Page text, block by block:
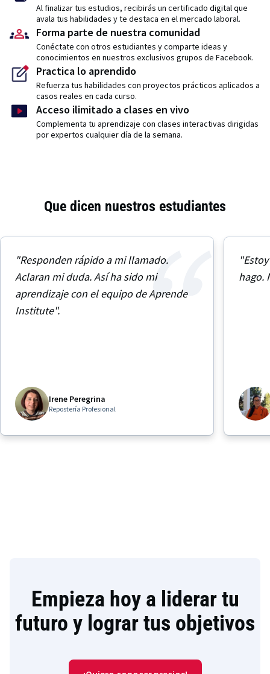
Al finalizar tus estudios, recibirás un certificado digital que
avala tus habilidades y te destaca en el mercado laboral.
Forma parte de nuestra comunidad
Conéctate con otros estudiantes y comparte ideas y
conocimientos en nuestros exclusivos grupos de Facebook.
Practica lo aprendido
Refuerza tus habilidades con proyectos prácticos aplicados a
casos reales en cada curso.
Acceso ilimitado a clases en vivo
Complementa tu aprendizaje con clases interactivas dirigidas
por expertos cualquier día de la semana.
Que dicen nuestros estudiantes
"Responden rápido a mi llamado.
Aclaran mi duda. Así ha sido mi
aprendizaje con el equipo de Aprende
Institute".
Irene Peregrina
Repostería Profesional
hago.
Empieza hoy a liderar tu
futuro y lograr tus objetivos